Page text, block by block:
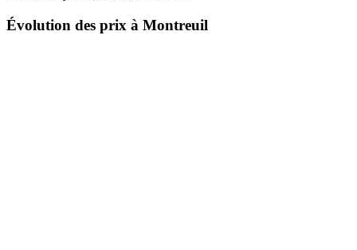
Évolution des prix à Montreuil